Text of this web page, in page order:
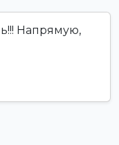
Напрямую,